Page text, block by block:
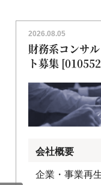
2026.08.05
財務系コンサ
ト募集
会社概要
企業・事業再